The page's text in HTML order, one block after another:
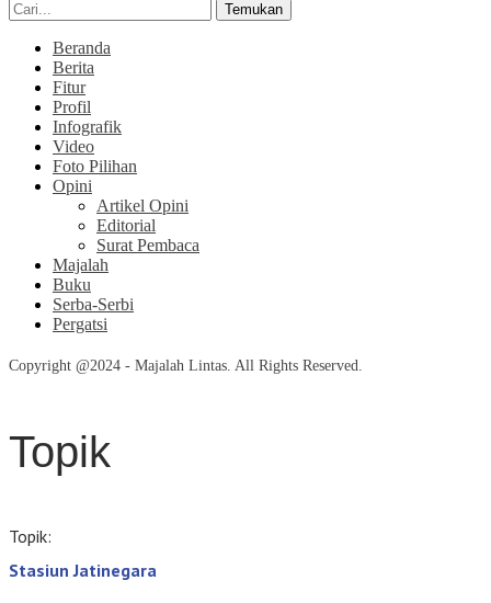
Temukan
Beranda
Berita
Fitur
Profil
Infografik
Video
Foto Pilihan
Opini
Artikel Opini
Editorial
Surat Pembaca
Majalah
Buku
Serba-Serbi
Pergatsi
Copyright @2024 - Majalah Lintas. All Rights Reserved.
Topik
Topik:
Stasiun Jatinegara